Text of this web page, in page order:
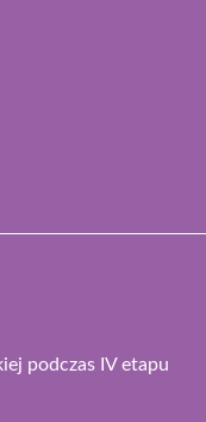
podczas IV etapu